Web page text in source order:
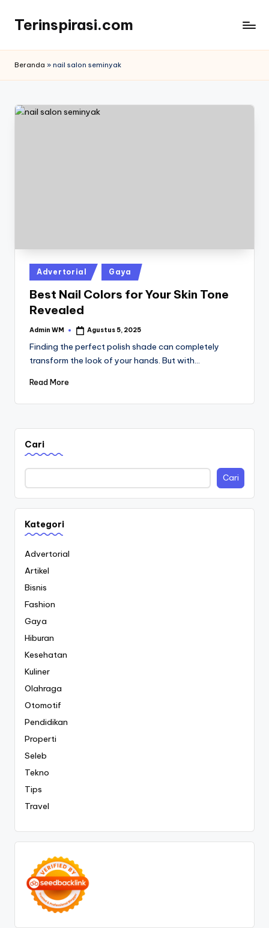
content
Terinspirasi.com
Terkini
Beranda » nail salon seminyak
Posted
in
Advertorial Gaya
Best Nail Colors for Your Skin Tone
Revealed
Posted
Admin WM Agustus 5, 2025
Finding the perfect polish shade can completely
transform the look of your hands. But with…
Read More
Cari
Cari
Kategori
Advertorial
Artikel
Bisnis
Fashion
Gaya
Hiburan
Kesehatan
Kuliner
Olahraga
Otomotif
Pendidikan
Properti
Seleb
Tekno
Tips
Travel